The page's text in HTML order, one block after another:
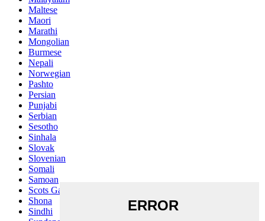
Maltese
Maori
Marathi
Mongolian
Burmese
Nepali
Norwegian
Pashto
Persian
Punjabi
Serbian
Sesotho
Sinhala
Slovak
Slovenian
Somali
Samoan
Scots Gaelic
Shona
Sindhi